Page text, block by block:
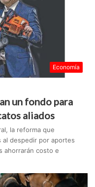
Economía
un fondo para
aliados
la reforma que
al despedir por aportes
ahorrarán costo e